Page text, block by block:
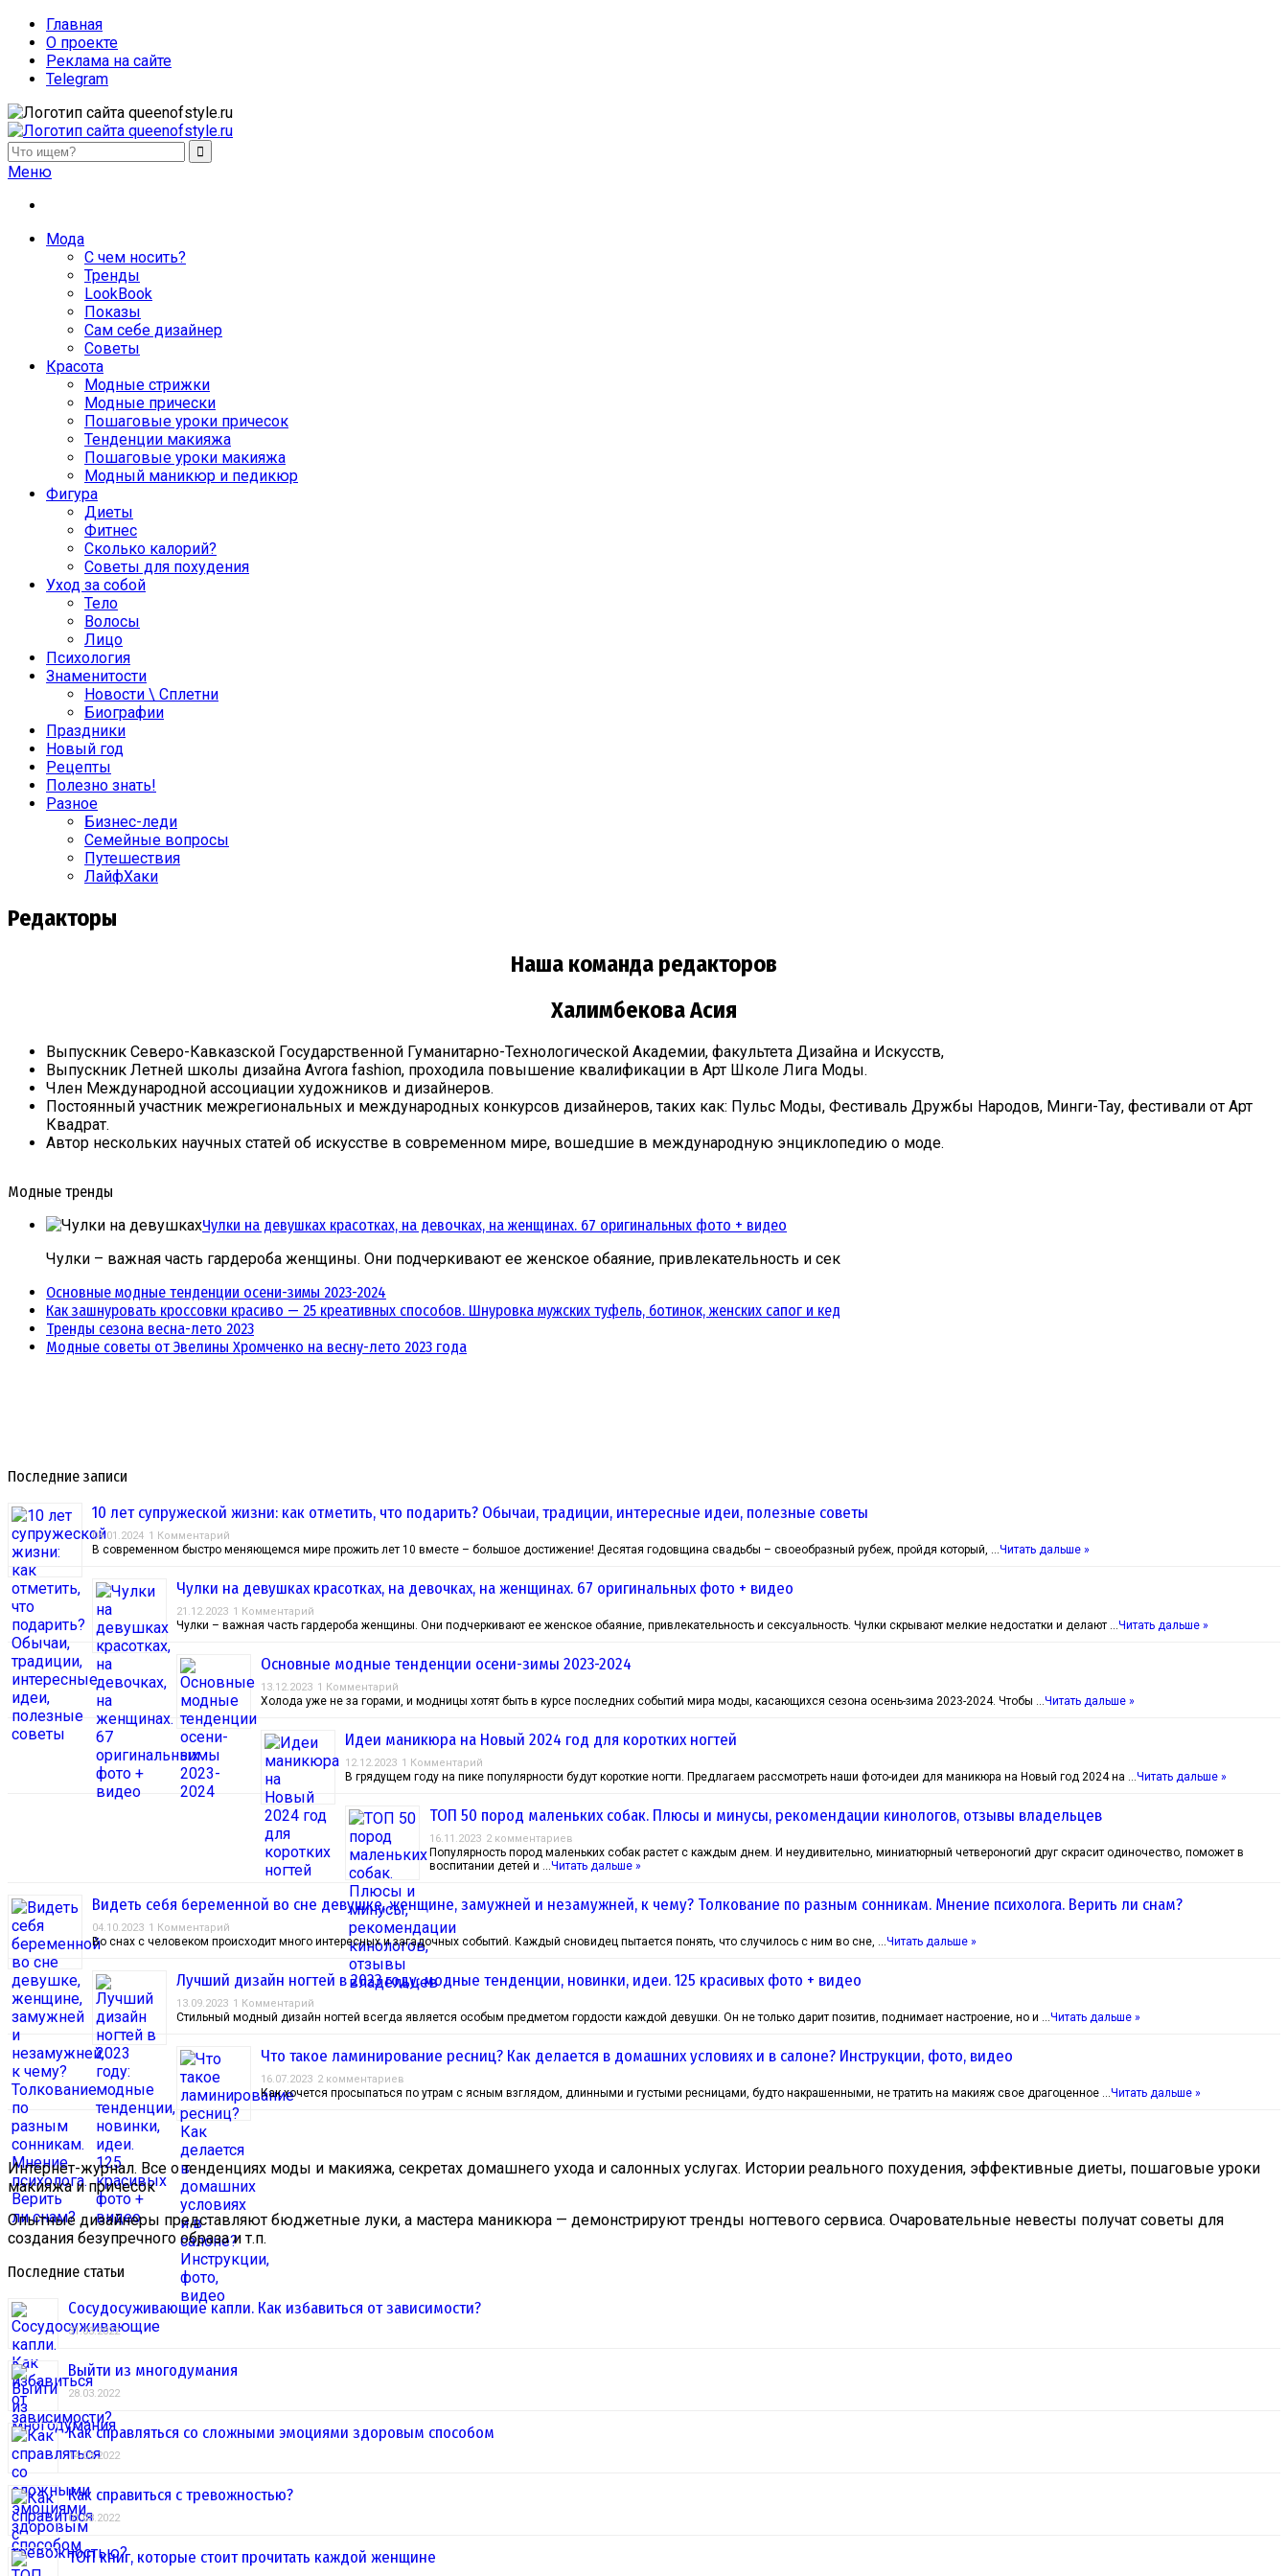
Главная
О проекте
Реклама на сайте
Telegram
queenofstyle.ru
Женский сайт о моде и красоте. Истории преображения и похудения, отзывы о процедурах и косметике
Меню
Мода
С чем носить?
Тренды
LookBook
Показы
Сам себе дизайнер
Советы
Красота
Модные стрижки
Модные прически
Пошаговые уроки причесок
Тенденции макияжа
Пошаговые уроки макияжа
Модный маникюр и педикюр
Фигура
Диеты
Фитнес
Сколько калорий?
Советы для похудения
Уход за собой
Тело
Волосы
Лицо
Психология
Знаменитости
Новости \ Сплетни
Биографии
Праздники
Новый год
Рецепты
Полезно знать!
Разное
Бизнес-леди
Семейные вопросы
Путешествия
ЛайфХаки
Редакторы
Наша команда редакторов
Халимбекова Асия
Выпускник Северо-Кавказской Государственной Гуманитарно-Технологической Академии, факультета Дизайна и Искусств,
Выпускник Летней школы дизайна Avrora fashion, проходила повышение квалификации в Арт Школе Лига Моды.
Член Международной ассоциации художников и дизайнеров.
Постоянный участник межрегиональных и международных конкурсов дизайнеров, таких как: Пульс Моды, Фестиваль Дружбы Народов, Минги-Тау, фестивали от Арт
Квадрат.
Автор нескольких научных статей об искусстве в современном мире, вошедшие в международную энциклопедию о моде.
Модные тренды
Чулки на девушках красотках, на девочках, на женщинах. 67 оригинальных фото + видео
Чулки – важная часть гардероба женщины. Они подчеркивают ее женское обаяние, привлекательность и сек
Основные модные тенденции осени-зимы 2023-2024
Как зашнуровать кроссовки красиво — 25 креативных способов. Шнуровка мужских туфель, ботинок, женских сапог и кед
Тренды сезона весна-лето 2023
Модные советы от Эвелины Хромченко на весну-лето 2023 года
Последние записи
10 лет супружеской жизни: как отметить, что подарить? Обычаи, традиции, интересные идеи, полезные советы
04.01.2024 1 Комментарий
В современном быстро меняющемся мире прожить лет 10 вместе – большое достижение! Десятая годовщина свадьбы – своеобразный рубеж, пройдя который, … Читать дальше »
Чулки на девушках красотках, на девочках, на женщинах. 67 оригинальных фото + видео
21.12.2023 1 Комментарий
Чулки – важная часть гардероба женщины. Они подчеркивают ее женское обаяние, привлекательность и сексуальность. Чулки скрывают мелкие недостатки и делают … Читать дальше »
Основные модные тенденции осени-зимы 2023-2024
13.12.2023 1 Комментарий
Холода уже не за горами, и модницы хотят быть в курсе последних событий мира моды, касающихся сезона осень-зима 2023-2024. Чтобы … Читать дальше »
Идеи маникюра на Новый 2024 год для коротких ногтей
12.12.2023 1 Комментарий
В грядущем году на пике популярности будут короткие ногти. Предлагаем рассмотреть наши фото-идеи для маникюра на Новый год 2024 на … Читать дальше »
ТОП 50 пород маленьких собак. Плюсы и минусы, рекомендации кинологов, отзывы владельцев
16.11.2023 2 комментариев
Популярность пород маленьких собак растет с каждым днем. И неудивительно, миниатюрный четвероногий друг скрасит одиночество, поможет в
воспитании детей и … Читать дальше »
Видеть себя беременной во сне девушке, женщине, замужней и незамужней, к чему? Толкование по разным сонникам. Мнение психолога. Верить ли снам?
04.10.2023 1 Комментарий
Во снах с человеком происходит много интересных и загадочных событий. Каждый сновидец пытается понять, что случилось с ним во сне, … Читать дальше »
Лучший дизайн ногтей в 2023 году: модные тенденции, новинки, идеи. 125 красивых фото + видео
13.09.2023 1 Комментарий
Стильный модный дизайн ногтей всегда является особым предметом гордости каждой девушки. Он не только дарит позитив, поднимает настроение, но и … Читать дальше »
Что такое ламинирование ресниц? Как делается в домашних условиях и в салоне? Инструкции, фото, видео
16.07.2023 2 комментариев
Как хочется просыпаться по утрам с ясным взглядом, длинными и густыми ресницами, будто накрашенными, не тратить на макияж свое драгоценное … Читать дальше »
Интернет-журнал. Все о тенденциях моды и макияжа, секретах домашнего ухода и салонных услугах. Истории реального похудения, эффективные диеты, пошаговые уроки
макияжа и причесок
Опытные дизайнеры представляют бюджетные луки, а мастера маникюра — демонстрируют тренды ногтевого сервиса. Очаровательные невесты получат советы для
создания безупречного образа и т.п.
Последние статьи
Сосудосуживающие капли. Как избавиться от зависимости?
31.03.2022
Выйти из многодумания
28.03.2022
Как справляться со сложными эмоциями здоровым способом
14.03.2022
Как справиться с тревожностью?
01.03.2022
ТОП книг, которые стоит прочитать каждой женщине